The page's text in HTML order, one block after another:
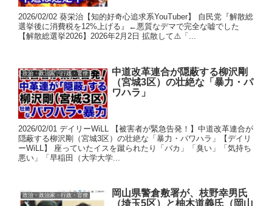
2026/02/02 葵栄治【知的好奇心追求系YouTuber】 自民党『解散総
選挙後に消費税を12%上げる』←悪質なデマで完全な嘘でした
【解散総選挙2026】2026年2月2日 拡散して⚠️「...
政治・政治家・行政・官僚
中道改革連合が隠蔽する柳沢剛
（宮城3区）の壮絶な「暴力・パ
ワハラ」
2026/02/01 デイリーWiLL 【被害者が緊急告発！】中道改革連合が
隠蔽する柳沢剛（宮城3区）の壮絶な「暴力・パワハラ」【デイリ
ーWiLL】 座っていたイスを蹴られたり「バカ」「臭い」「気持ち
悪い」「早稲田（大学大学...
政治・政治家・行政・官僚
岡山県警倉敷署が、枝野幸男氏
（埼玉5区）と柚木道義氏（岡山